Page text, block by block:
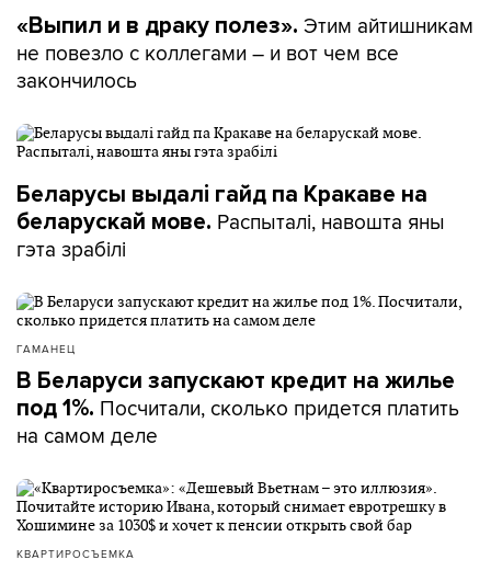
«Выпил и в драку полез». Этим айтишникам
не повезло с коллегами – и вот чем все
закончилось
Беларусы выдалі гайд па Кракаве на
беларускай мове. Распыталі, навошта яны
гэта зрабілі
ГАМАНЕЦ
В Беларуси запускают кредит на жилье
под 1%. Посчитали, сколько придется платить
на самом деле
КВАРТИРОСЪЕМКА